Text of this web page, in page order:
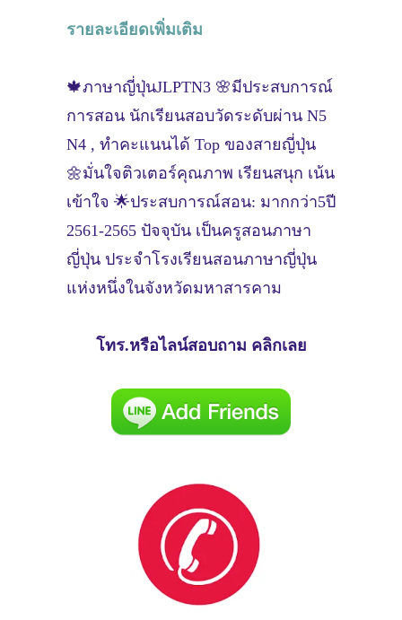
รายละเอียดเพิ่มเติม
🍁ภาษาญี่ปุ่นJLPTN3 🌸มีประสบการณ์
การสอน นักเรียนสอบวัดระดับผ่าน N5
N4 , ทำคะแนนได้ Top ของสายญี่ปุ่น
🌼มั่นใจติวเตอร์คุณภาพ เรียนสนุก เน้น
เข้าใจ 🌟ประสบการณ์สอน: มากกว่า5ปี
2561-2565 ปัจจุบัน เป็นครูสอนภาษา
ญี่ปุ่น ประจำโรงเรียนสอนภาษาญี่ปุ่น
แห่งหนึ่งในจังหวัดมหาสารคาม
โทร.หรือไลน์สอบถาม คลิกเลย